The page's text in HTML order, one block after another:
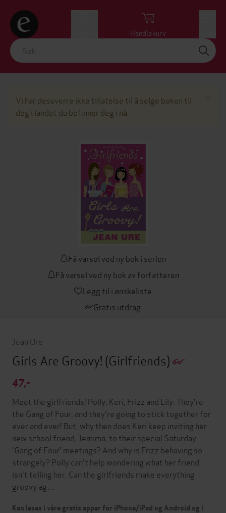
Handlekurv
Vi har dessverre ikke tillatelse til å selge boken til
deg i landet du befinner deg i nå.
Få varsel ved ny bok i serien
Få varsel ved ny bok av forfatteren
Legg til i ønskeliste
Gratis utdrag
Jean Ure
Girls Are Groovy! (Girlfriends)
47,-
Meet the girlfriends! Polly, Keri, Frizz and Lily. They're
the Gang of Four, and they're going to stick together for
ever and ever! But, why then does Keri keep inviting her
new school friend, Jemima, to their special Saturday
'Gang of Four' meetings? And why is Frizz behaving so
strangely? Polly can't help wondering what her friend
isn't telling her. Can the girlfriends make everything
groovy ag…
Kan leses i våre gratis apper for iPhone/iPad og Android og i